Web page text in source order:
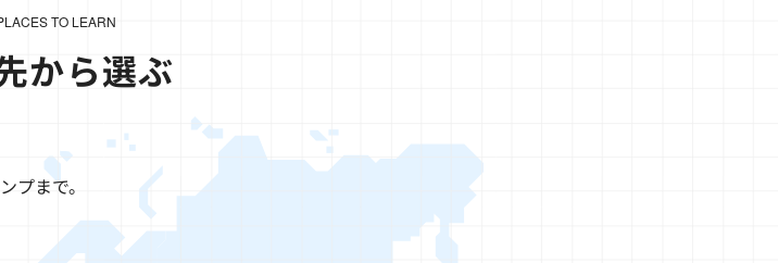
TO LEARN
から選ぶ
プまで。